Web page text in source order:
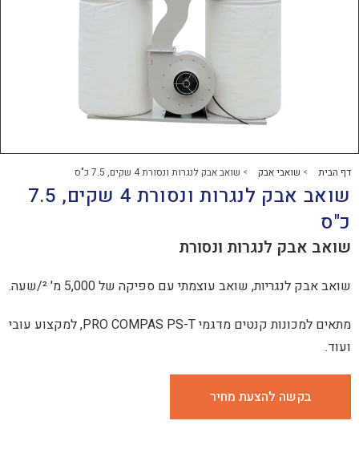
אבק > שואב אבק לנגרות ונסורת 4 שקים, 7.5 כ"ס
שואב אבק לנגרות ונסורת 4 שקים, 7.5
ונסורת
, שואב עוצמתי עם ספיקה של 5,000 מ' ²/שעה.
מתאים למכונות קנטים מדגמי PRO COMPAS PS-T, למקצוע עובי
להצעת מחיר